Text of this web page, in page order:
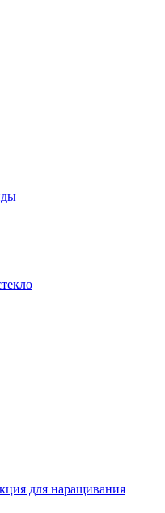
для наращивания